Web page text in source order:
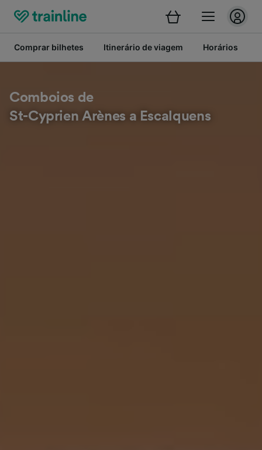
Comprar bilhetes Itinerário de viagem Horários
Comboios de
St-Cyprien Arènes a Escalquens